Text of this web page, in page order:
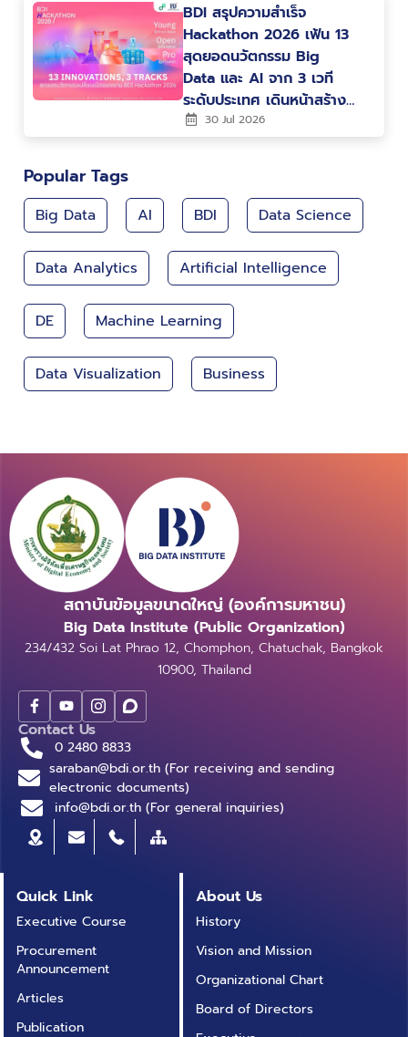
BDI สรุปความสำเร็จ
Hackathon 2026 เฟ้น 13
สุดยอดนวัตกรรม Big
Data และ AI จาก 3 เวที
ระดับประเทศ เดินหน้าสร้าง
คน สร้างนวัตกรรม ขับ
เคลื่อนประเทศไทยสู่ Data-
30 Jul 2026
Popular Tags
Big Data AI BDI Data Science
Data Analytics Artificial Intelligence
DE Machine Learning
Data Visualization Business
สถาบันข้อมูลขนาดใหญ่ (องค์การมหาชน)
Big Data Institute (Public Organization)
234/432 Soi Lat Phrao 12, Chomphon, Chatuchak, Bangkok
10900, Thailand
Contact Us
0 2480 8833
saraban@bdi.or.th (For receiving and sending
electronic documents)
info@bdi.or.th (For general inquiries)
Quick Link
Executive Course
Procurement
Announcement
Articles
Publication
About Us
History
Vision and Mission
Organizational Chart
Board of Directors